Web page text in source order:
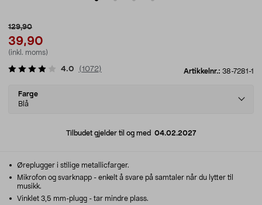
129,90
39,90
(inkl. moms)
Artikkelnr.: 38-7281-1
4.0 (1072)
Select
variant
Farge
Blå
Tilbudet gjelder til og med 04.02.2027
Øreplugger i stilige metallicfarger.
Mikrofon og svarknapp - enkelt å svare på samtaler når du lytter til
musikk.
Vinklet 3,5 mm-plugg - tar mindre plass.